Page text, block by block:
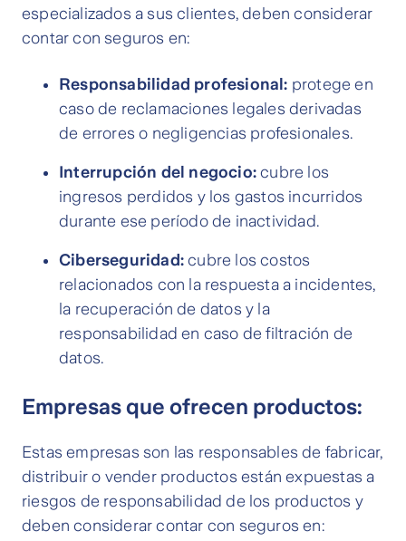
especializados a sus clientes, deben considerar
contar con seguros en:
Responsabilidad profesional: protege en
caso de reclamaciones legales derivadas
de errores o negligencias profesionales.
Interrupción del negocio: cubre los
ingresos perdidos y los gastos incurridos
durante ese período de inactividad.
Ciberseguridad: cubre los costos
relacionados con la respuesta a incidentes,
la recuperación de datos y la
responsabilidad en caso de filtración de
datos.
Empresas que ofrecen productos:
Estas empresas son las responsables de fabricar,
distribuir o vender productos están expuestas a
riesgos de responsabilidad de los productos y
deben considerar contar con seguros en: